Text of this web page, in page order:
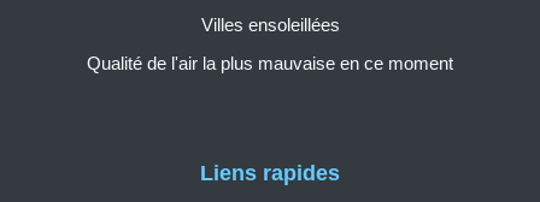
Liens rapides
Villes ensoleillées
Qualité de l'air la plus mauvaise en ce moment